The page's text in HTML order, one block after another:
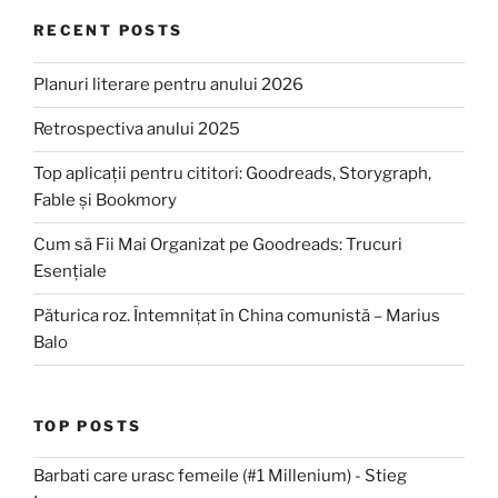
RECENT POSTS
Planuri literare pentru anului 2026
Retrospectiva anului 2025
Top aplicații pentru cititori: Goodreads, Storygraph,
Fable și Bookmory
Cum să Fii Mai Organizat pe Goodreads: Trucuri
Esențiale
Păturica roz. Întemnițat în China comunistă – Marius
Balo
TOP POSTS
Barbati care urasc femeile (#1 Millenium) - Stieg